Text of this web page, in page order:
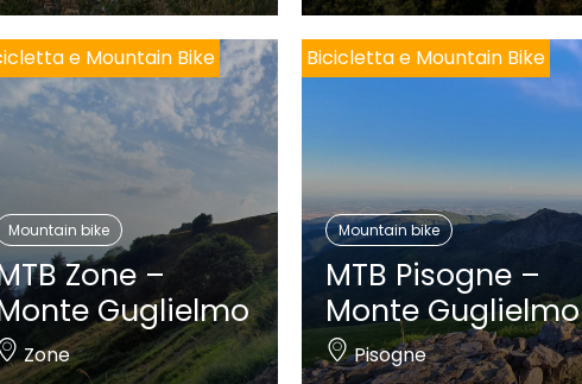
e Mountain Bike
Mountain bike
Zone –
Guglielmo
Zone
Bicicletta e Mountain Bike
Mountain bike
MTB Pisogne –
Monte Guglielmo
Pisogne